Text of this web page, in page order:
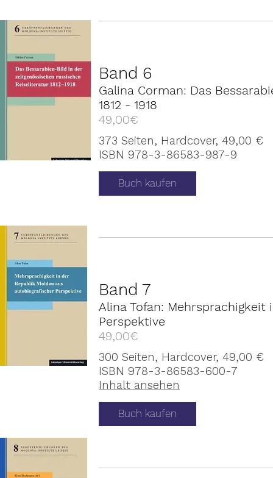
Band 6
Galina Corman: Das
1812 - 1918
49,00€
373 Seiten, Hardcover, 49,00 €
ISBN 978-3-86583-987-9
Buch kaufen
Band 7
Alina Tofan:
Perspektive
49,00€
300 Seiten, Hardcover, 49,00 €
ISBN 978-3-86583-600-7
Inhalt ansehen
Buch kaufen